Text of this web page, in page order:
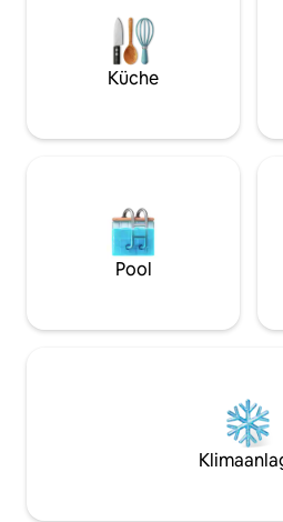
Dock, gemütlichen
Außenfeuer. Ein Tagespass für den
Provincial Park ist für zusätzliches
Abenteuer inbegriffen (*Kaution
Küche
Pool